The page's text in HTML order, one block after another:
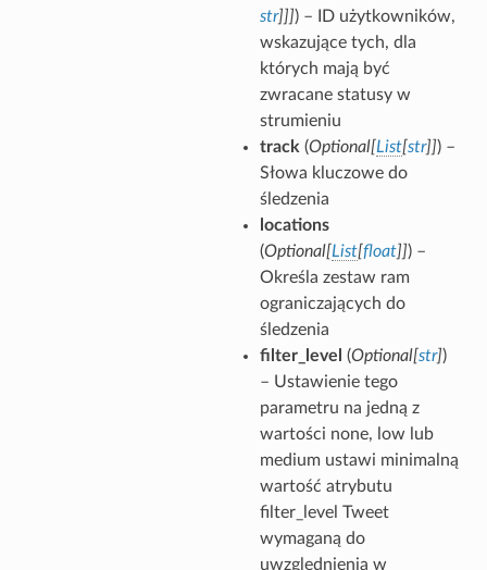
str]]]) – ID użytkowników,
wskazujące tych, dla
których mają być
zwracane statusy w
strumieniu
track (Optional[List[str]]) –
Słowa kluczowe do
śledzenia
locations
(Optional[List[float]]) –
Określa zestaw ram
ograniczających do
śledzenia
filter_level (Optional[str])
– Ustawienie tego
parametru na jedną z
wartości none, low lub
medium ustawi minimalną
wartość atrybutu
filter_level Tweet
wymaganą do
uwzględnienia w